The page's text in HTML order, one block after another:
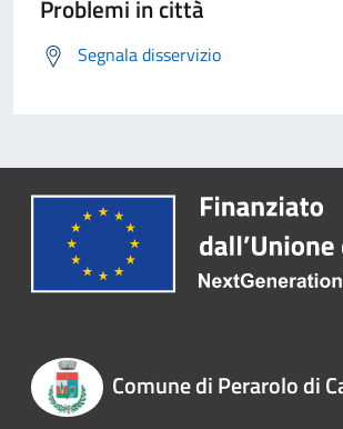
Problemi in città
Segnala disservizio
Comune di Perarolo di